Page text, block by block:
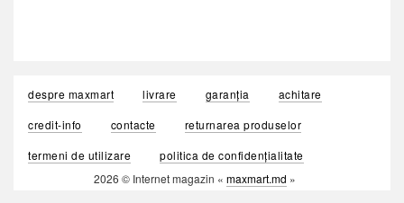
despre maxmart livrare garanția
achitare
credit-info
contacte
returnarea produselor
termeni de utilizare
politica de confidențialitate
2026 © Internet magazin « maxmart.md »